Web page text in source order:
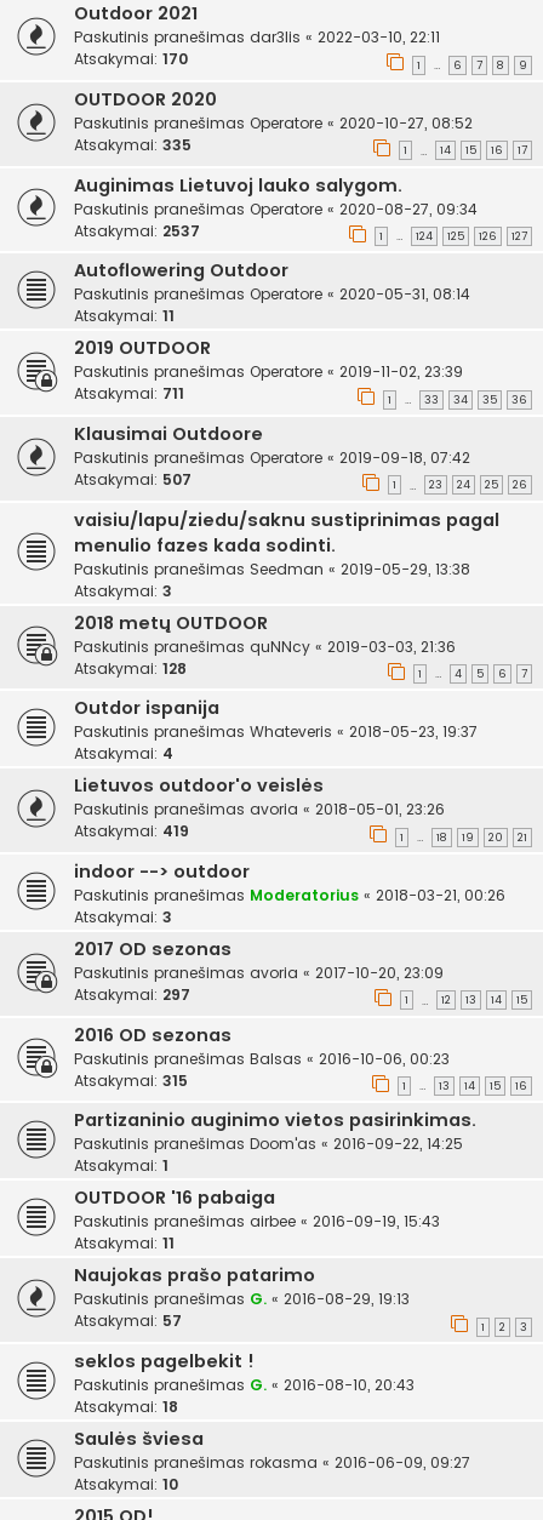
Outdoor 2021
Paskutinis pranešimas dar3lis « 2022-03-10, 22:11
Atsakymai: 170 1 … 6 7 8 9
OUTDOOR 2020
Paskutinis pranešimas Operatore « 2020-10-27, 08:52
Atsakymai: 335 1 … 14 15 16 17
Auginimas Lietuvoj lauko salygom.
Paskutinis pranešimas Operatore « 2020-08-27, 09:34
Atsakymai: 2537 1 … 124 125 126 127
Autoflowering Outdoor
Paskutinis pranešimas Operatore « 2020-05-31, 08:14
Atsakymai: 11
2019 OUTDOOR
Paskutinis pranešimas Operatore « 2019-11-02, 23:39
Atsakymai: 711 1 … 33 34 35 36
Klausimai Outdoore
Paskutinis pranešimas Operatore « 2019-09-18, 07:42
Atsakymai: 507 1 … 23 24 25 26
vaisiu/lapu/ziedu/saknu sustiprinimas pagal
menulio fazes kada sodinti.
Paskutinis pranešimas Seedman « 2019-05-29, 13:38
Atsakymai: 3
2018 metų OUTDOOR
Paskutinis pranešimas quNNcy « 2019-03-03, 21:36
Atsakymai: 128 1 … 4 5 6 7
Outdor ispanija
Paskutinis pranešimas Whateveris « 2018-05-23, 19:37
Atsakymai: 4
Lietuvos outdoor'o veislės
Paskutinis pranešimas avoria « 2018-05-01, 23:26
Atsakymai: 419 1 … 18 19 20 21
indoor --> outdoor
Paskutinis pranešimas Moderatorius « 2018-03-21, 00:26
Atsakymai: 3
2017 OD sezonas
Paskutinis pranešimas avoria « 2017-10-20, 23:09
Atsakymai: 297 1 … 12 13 14 15
2016 OD sezonas
Paskutinis pranešimas Balsas « 2016-10-06, 00:23
Atsakymai: 315 1 … 13 14 15 16
Partizaninio auginimo vietos pasirinkimas.
Paskutinis pranešimas Doom'as « 2016-09-22, 14:25
Atsakymai: 1
OUTDOOR '16 pabaiga
Paskutinis pranešimas airbee « 2016-09-19, 15:43
Atsakymai: 11
Naujokas prašo patarimo
Paskutinis pranešimas G. « 2016-08-29, 19:13
Atsakymai: 57 1 2 3
seklos pagelbekit !
Paskutinis pranešimas G. « 2016-08-10, 20:43
Atsakymai: 18
Saulės šviesa
Paskutinis pranešimas rokasma « 2016-06-09, 09:27
Atsakymai: 10